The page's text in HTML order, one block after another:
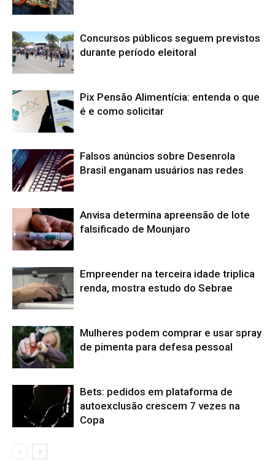
Concursos públicos seguem previstos
durante período eleitoral
Pix Pensão Alimentícia: entenda o que
é e como solicitar
Falsos anúncios sobre Desenrola
Brasil enganam usuários nas redes
Anvisa determina apreensão de lote
falsificado de Mounjaro
Empreender na terceira idade triplica
renda, mostra estudo do Sebrae
Mulheres podem comprar e usar spray
de pimenta para defesa pessoal
Bets: pedidos em plataforma de
autoexclusão crescem 7 vezes na
Copa